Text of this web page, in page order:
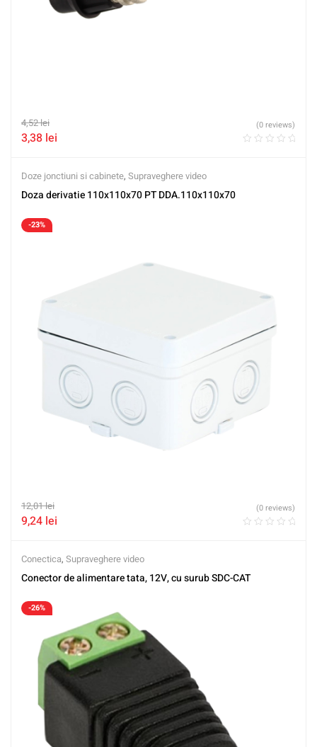
4,52lei
3,38 lei
(0 reviews)
Doze jonctiuni si cabinete, Supraveghere video
Doza derivatie 110x110x70 PT DDA.110x110x70
-23%
12,01lei
9,24 lei
(0 reviews)
Conectica, Supraveghere video
Conector de alimentare tata, 12V, cu surub SDC-CAT
-26%